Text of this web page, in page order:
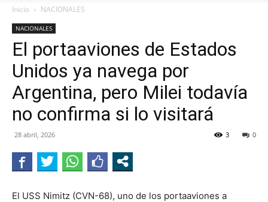
DORADILLO
RADIO
Inicio NACIONALES
NACIONALES
El portaaviones de Estados
Unidos ya navega por
Argentina, pero Milei todavía
no confirma si lo visitará
28 abril, 2026 0
3
El USS Nimitz (CVN-68), uno de los portaaviones a